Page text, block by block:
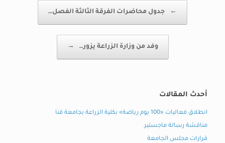
← جدول محاضرات الفرقة الثالثة الفصل…
وفد من وزارة الزراعة يزور… →
أحدث المقالات
انطلاق فعاليات «100 يوم رياضة» بكلية الزراعة بجامعة قنا
مناقشة رسالة ماجستير
قرارات مجلس الجامعة